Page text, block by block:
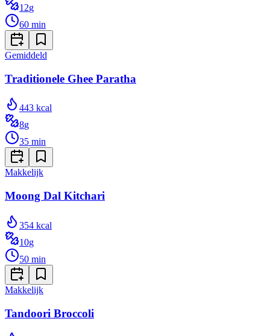
12g
60 min
Gemiddeld
Traditionele Ghee Paratha
443 kcal
8g
35 min
Makkelijk
Moong Dal Kitchari
354 kcal
10g
50 min
Makkelijk
Tandoori Broccoli